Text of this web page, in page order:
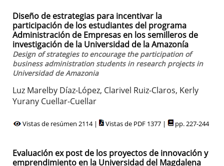
Diseño de estrategias para incentivar la
participación de los estudiantes del programa
Administración de Empresas en los semilleros de
investigación de la Universidad de la Amazonía
Design of strategies to encourage the participation of
business administration students in research projects in
Universidad de Amazonia
Luz Marelby Díaz-López, Clarivel Ruiz-Claros, Kerly
Yurany Cuellar-Cuellar
Vistas de resúmen 2114 | Vistas de PDF 1377 | pp. 227-244
Evaluación ex post de los proyectos de innovación y
emprendimiento en la Universidad del Magdalena